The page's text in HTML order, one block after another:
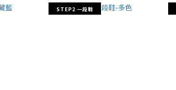
STEP2 一段鞋